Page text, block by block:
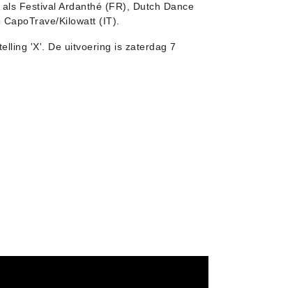
Festival Ardanthé (FR), Dutch Dance
Kilowatt (IT).
'X'. De uitvoering is zaterdag 7